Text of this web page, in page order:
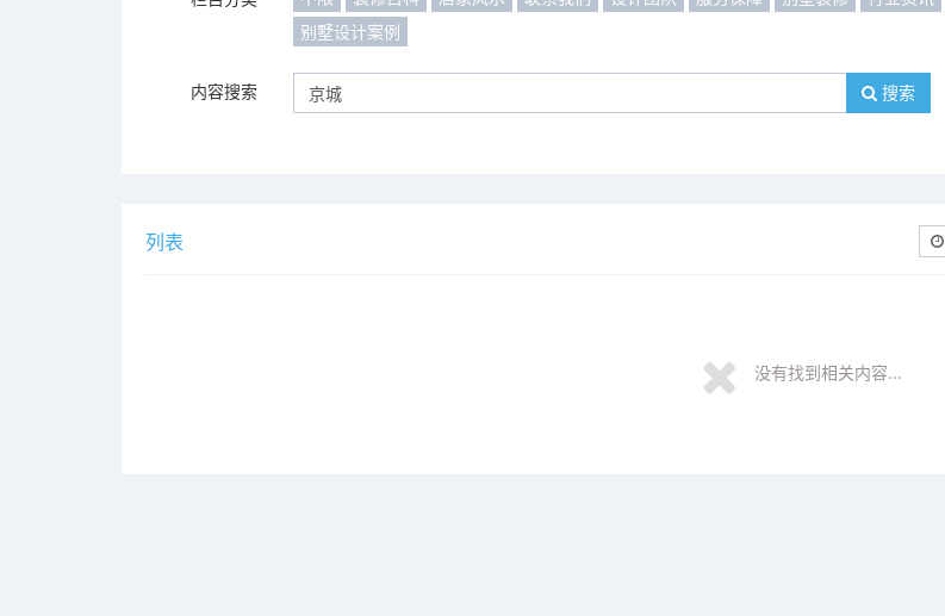
别墅设计案例
内容搜索 搜索
列表
没有找到相关内容...